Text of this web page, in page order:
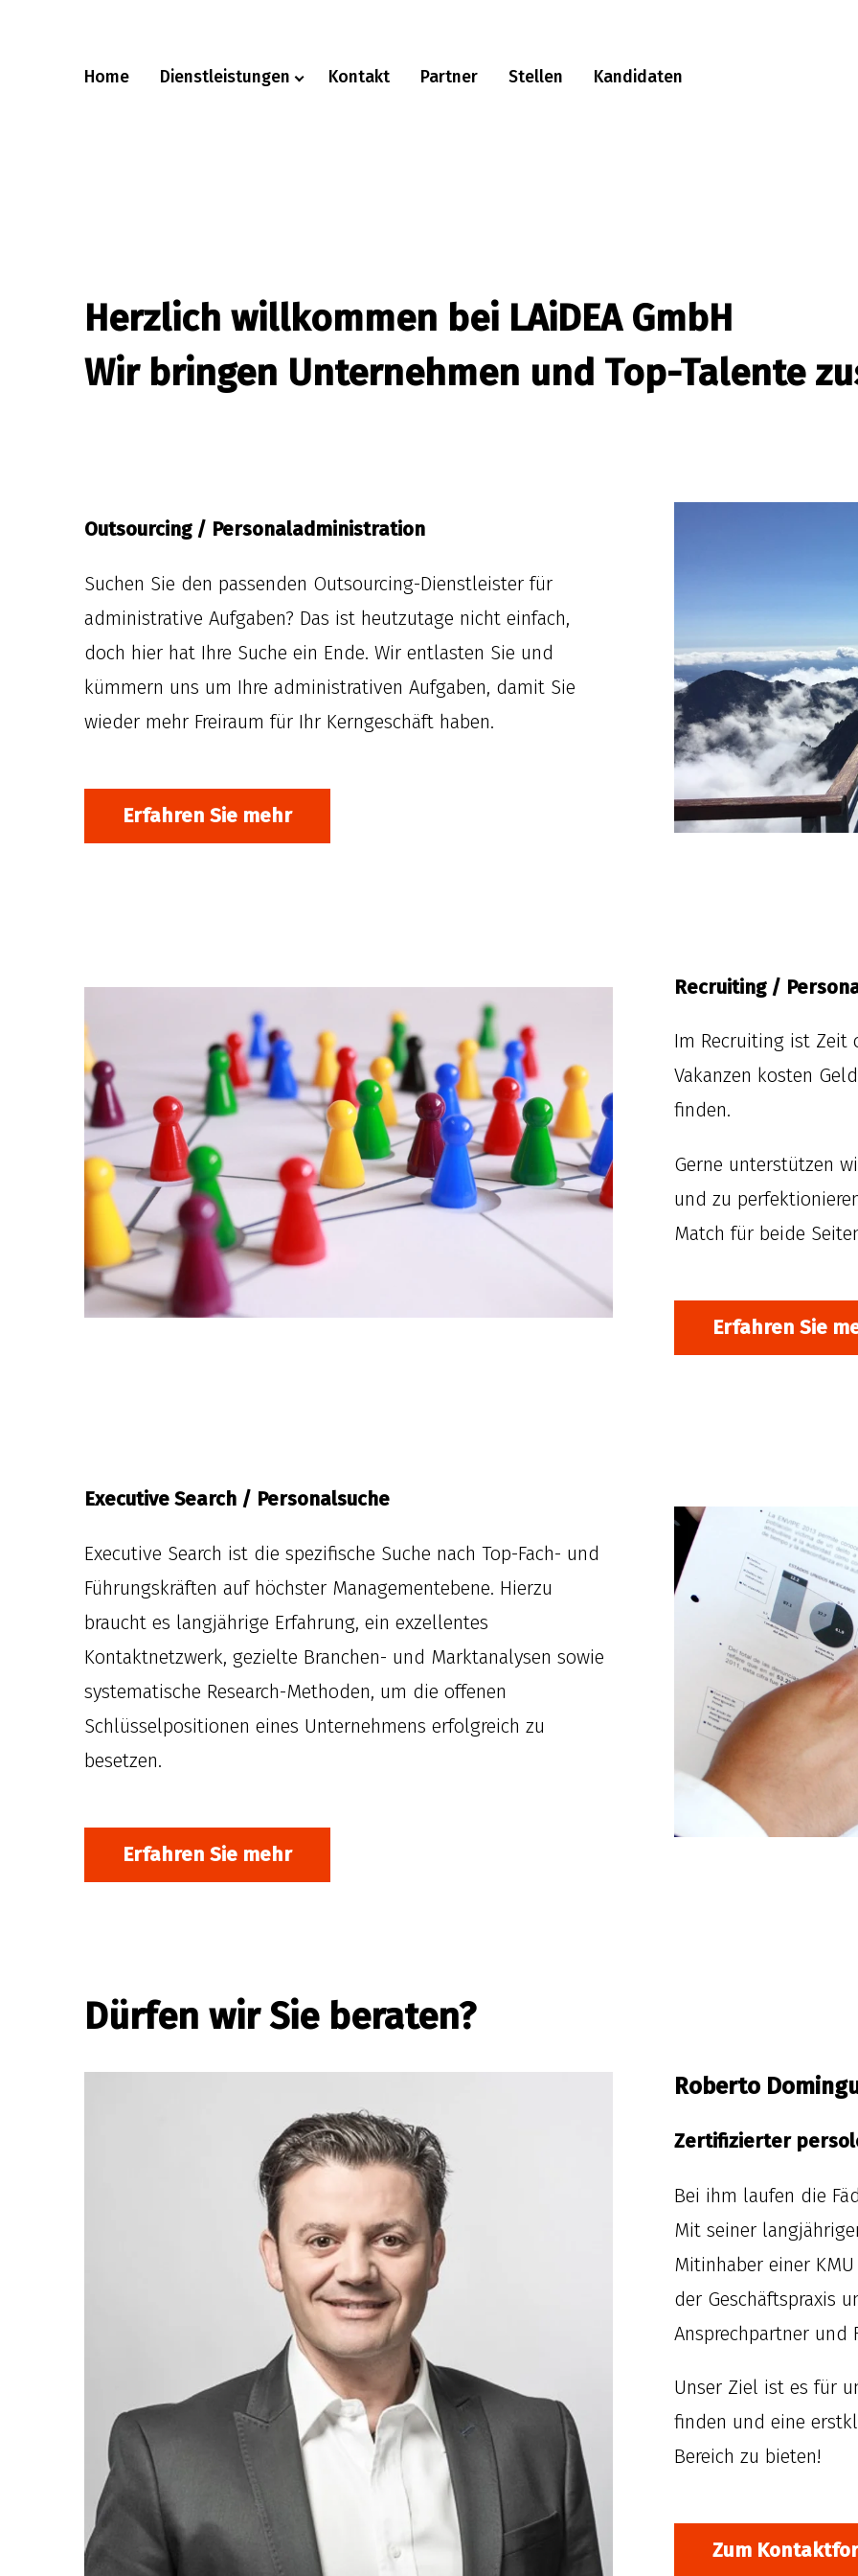
Home Dienstleistungen Kontakt Partner Stellen Kandidaten
Herzlich willkommen bei LAiDEA GmbH
Wir bringen Unternehmen und Top-Talente
Outsourcing / Personaladministration
Suchen Sie den passenden Outsourcing-Dienstleister für
administrative Aufgaben? Das ist heutzutage nicht einfach,
doch hier hat Ihre Suche ein Ende. Wir entlasten Sie und
kümmern uns um Ihre administrativen Aufgaben, damit Sie
wieder mehr Freiraum für Ihr Kerngeschäft haben.
Erfahren Sie mehr
Recruiting /
Im Recruiting ist Zeit
Vakanzen kosten
finden.
Gerne unterstützen
und zu
Match für beide
Erfahren Sie
Executive Search / Personalsuche
Executive Search ist die spezifische Suche nach Top-Fach- und
Führungskräften auf höchster Managementebene. Hierzu
braucht es langjährige Erfahrung, ein exzellentes
Kontaktnetzwerk, gezielte Branchen- und Marktanalysen sowie
systematische Research-Methoden, um die offenen
Schlüsselpositionen eines Unternehmens erfolgreich zu
besetzen.
Erfahren Sie mehr
Dürfen wir Sie beraten?
Roberto
Zertifizierter
Bei ihm laufen die
Mit seiner
Mitinhaber einer
der Geschäftspraxis
Ansprechpartner und
Unser Ziel ist es für
finden und eine
Bereich zu bieten!
Zum